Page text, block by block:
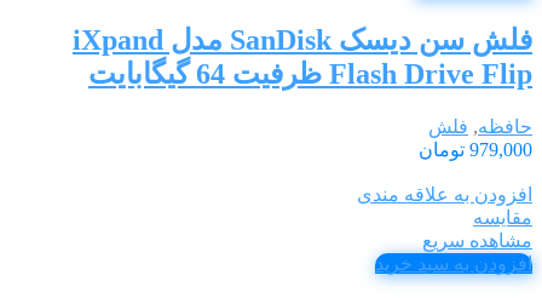
فلش سن دیسک SanDisk مدل iXpand
Flash Drive Flip ظرفیت 64 گیگابایت
حافظه, فلش
979,000 تومان
افزودن به علاقه مندی
مقایسه
مشاهده سریع
افزودن به سبد خرید